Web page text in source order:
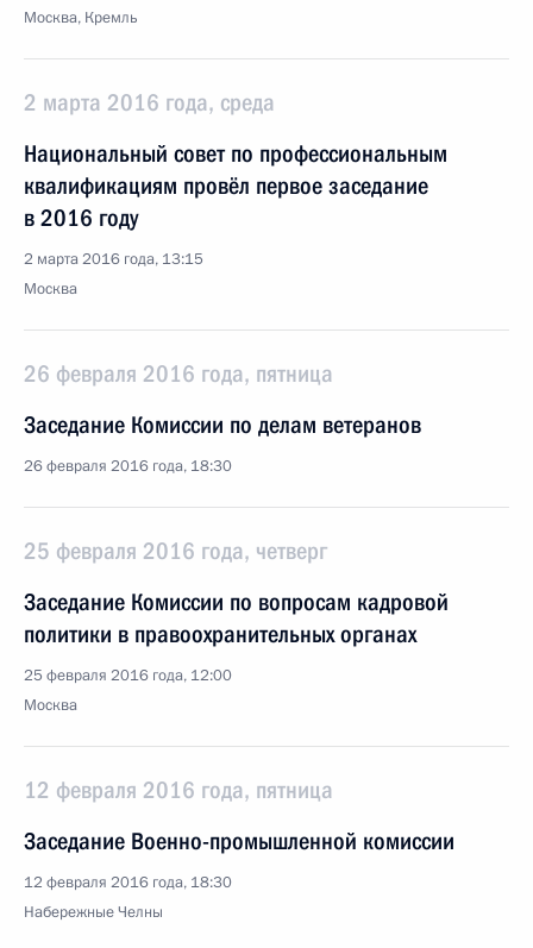
Москва, Кремль
2 марта 2016 года, среда
Национальный совет по профессиональным
квалификациям провёл первое заседание
в 2016 году
2 марта 2016 года, 13:15
Москва
26 февраля 2016 года, пятница
Заседание Комиссии по делам ветеранов
26 февраля 2016 года, 18:30
25 февраля 2016 года, четверг
Заседание Комиссии по вопросам кадровой
политики в правоохранительных органах
25 февраля 2016 года, 12:00
Москва
12 февраля 2016 года, пятница
Заседание Военно-промышленной комиссии
12 февраля 2016 года, 18:30
Набережные Челны